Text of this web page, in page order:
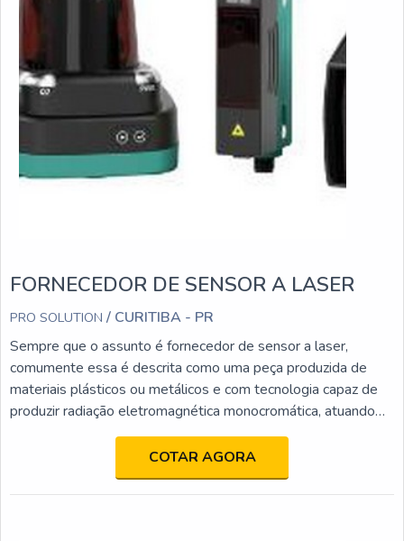
FORNECEDOR DE SENSOR A LASER
PRO SOLUTION / CURITIBA - PR
Sempre que o assunto é fornecedor de sensor a laser,
comumente essa é descrita como uma peça produzida de
materiais plásticos ou metálicos e com tecnologia capaz de
produzir radiação eletromagnética monocromática, atuando
em diferentes tipos de atividades, visto que pode ser
encontrada nos modelos de posição, distância,
monitoramento, medição, dentre vários outros.demais
características do equipamentoÉ indispensável para a
COTAR AGORA